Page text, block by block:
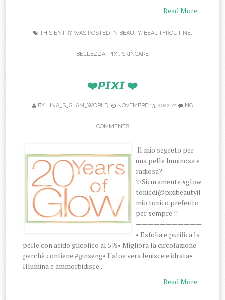
Read More
THIS ENTRY WAS POSTED IN BEAUTY, BEAUTYROUTINE,
BELLEZZA, PIXI, SKINCARE
❤️𝙋𝙄𝙓𝙄 ❤️
BY LINA_S_GLAM_WORLD NOVEMBRE 13, 2022 // NO
COMMENTS
Il mio segreto per
una pelle luminosa e
radiosa?
✨Sicuramente #glow
tonicdi@pixibeautyil
mio tonico preferito
per sempre !!
———————————
• Esfolia e purifica la
pelle con acido glicolico al 5%• Migliora la circolazione
perchè contiene #ginseng• L'aloe vera lenisce e idrata•
Illumina e ammorbidisce...
Read More